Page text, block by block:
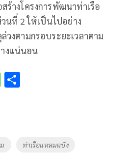
ร้างโครงการพัฒนาท่าเรือ
นที่ 2 ให้เป็นไปอย่าง
วงตามกรอบระยะเวลาตาม
งแน่นอน
Li
ท่าเรือแหลมฉบัง